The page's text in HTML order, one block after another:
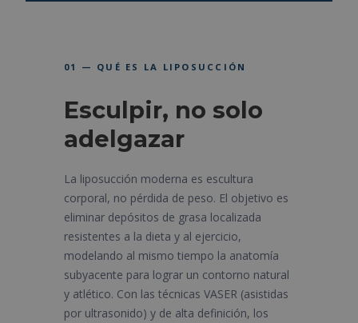
01 — QUÉ ES LA LIPOSUCCIÓN
Esculpir, no solo
adelgazar
La liposucción moderna es escultura
corporal, no pérdida de peso. El objetivo es
eliminar depósitos de grasa localizada
resistentes a la dieta y al ejercicio,
modelando al mismo tiempo la anatomía
subyacente para lograr un contorno natural
y atlético. Con las técnicas VASER (asistidas
por ultrasonido) y de alta definición, los